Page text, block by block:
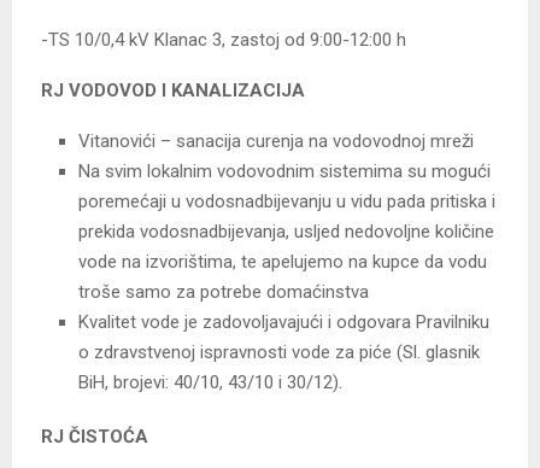
-TS 10/0,4 kV Klanac 3, zastoj od 9:00-12:00 h
RJ VODOVOD I KANALIZACIJA
Vitanovići – sanacija curenja na vodovodnoj mreži
Na svim lokalnim vodovodnim sistemima su mogući
poremećaji u vodosnadbijevanju u vidu pada pritiska i
prekida vodosnadbijevanja, usljed nedovoljne količine
vode na izvorištima, te apelujemo na kupce da vodu
troše samo za potrebe domaćinstva
Kvalitet vode je zadovoljavajući i odgovara Pravilniku
o zdravstvenoj ispravnosti vode za piće (Sl. glasnik
BiH, brojevi: 40/10, 43/10 i 30/12).
RJ ČISTOĆA